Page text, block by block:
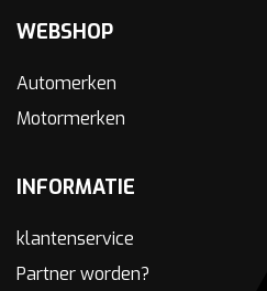
WEBSHOP
Automerken
Motormerken
INFORMATIE
klantenservice
Partner worden?